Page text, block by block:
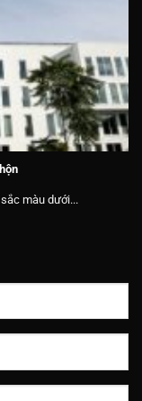
màu dưới...